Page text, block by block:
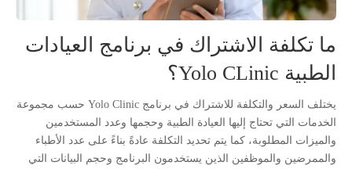
ما تكلفة الاشتراك في برنامج العيادات
الطبية Yolo CLinic؟
يختلف السعر والتكلفة للاشتراك في برنامج Yolo Clinic حسب مجموعة
الخدمات التي تحتاج إليها العيادة الطبية وحجمها وعدد المستخدمين
والميزات المطلوبة، كما يتم تحديد التكلفة عادةً بناءً على عدد الأطباء
والممرضين والموظفين الذين يستخدمون البرنامج وحجم البيانات التي